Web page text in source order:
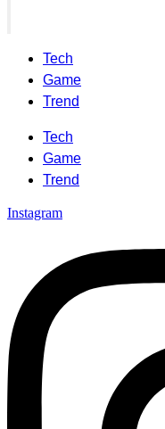
Tech
Game
Trend
Tech
Game
Trend
Instagram